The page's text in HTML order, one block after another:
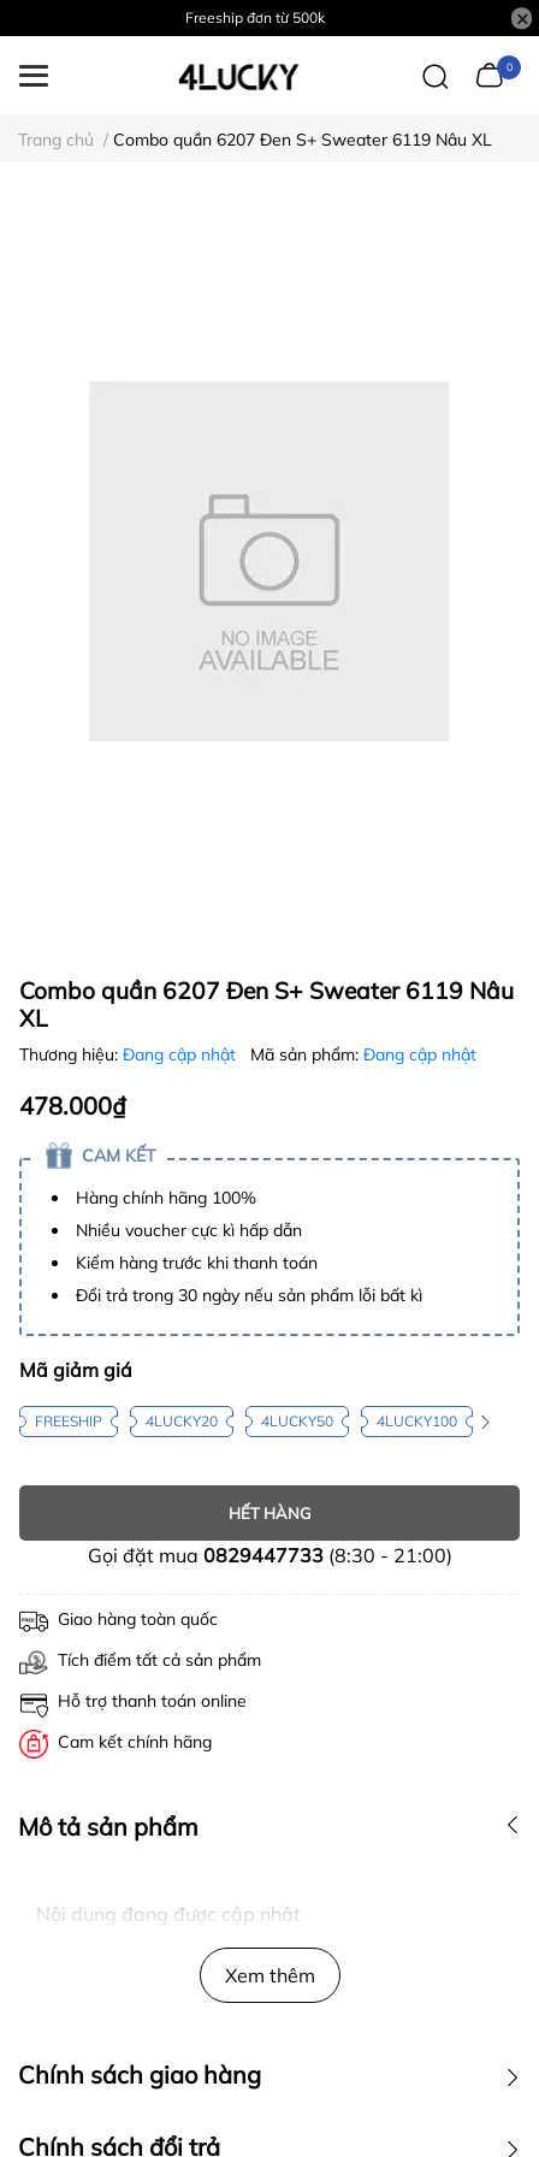
Freeship đơn từ 500k
0
Trang chủ / Combo quần 6207 Đen S+ Sweater 6119 Nâu XL
Combo quần 6207 Đen S+ Sweater 6119 Nâu
XL
Thương hiệu: Đang cập nhật Mã sản phẩm: Đang cập nhật
478.000₫
CAM KẾT
Hàng chính hãng 100%
Nhiều voucher cực kì hấp dẫn
Kiểm hàng trước khi thanh toán
Đổi trả trong 30 ngày nếu sản phẩm lỗi bất kì
Mã giảm giá
FREESHIP 4LUCKY20 4LUCKY50 4LUCKY100
HẾT HÀNG
Gọi đặt mua 0829447733(8:30 - 21:00)
Giao hàng toàn quốc
Tích điểm tất cả sản phẩm
Hỗ trợ thanh toán online
Cam kết chính hãng
Mô tả sản phẩm
Nội dung đang được cập nhật
Xem thêm
Chính sách giao hàng
Chính sách đổi trả